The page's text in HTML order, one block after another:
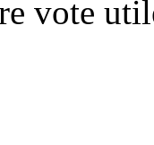
vote